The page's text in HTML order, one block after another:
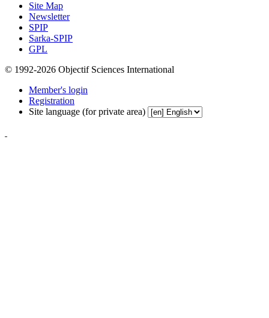
Site Map
Newsletter
SPIP
Sarka-SPIP
GPL
© 1992-2026 Objectif Sciences International
Member's login
Registration
Site language (for private area)